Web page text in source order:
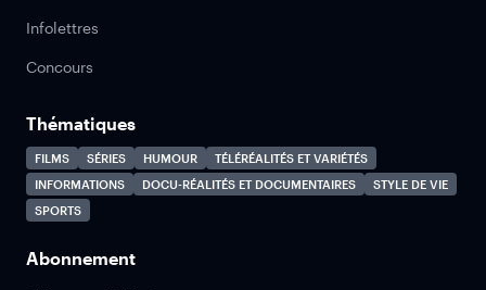
Infolettres
Concours
Thématiques
FILMS SÉRIES HUMOUR
TÉLÉRÉALITÉS ET VARIÉTÉS
INFORMATIONS
DOCU-RÉALITÉS ET DOCUMENTAIRES
STYLE DE VIE
SPORTS
Abonnement